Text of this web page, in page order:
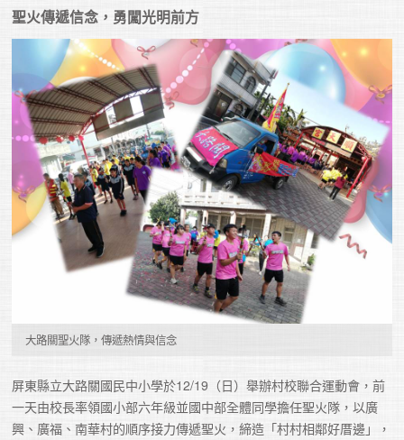
聖火傳遞信念，勇闖光明前方
大路關聖火隊，傳遞熱情與信念
屏東縣立大路關國民中小學於12/19（日）舉辦村校聯合運動會，前
一天由校長率領國小部六年級並國中部全體同學擔任聖火隊，以廣
興、廣福、南華村的順序接力傳遞聖火，締造「村村相鄰好厝邊」，